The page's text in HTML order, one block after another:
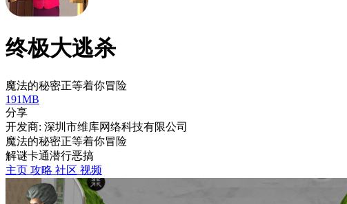
终极大逃杀
魔法的秘密正等着你冒险
191MB
分享
开发商: 深圳市维库网络科技有限公司
魔法的秘密正等着你冒险
解谜卡通潜行恶搞
主页 攻略 社区 视频